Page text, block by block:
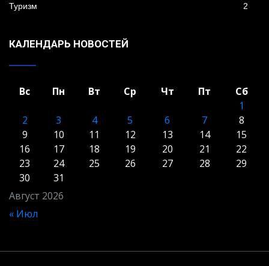
Туризм 2
КАЛЕНДАРЬ НОВОСТЕЙ
Август 2026
Вс Пн Вт Ср Чт Пт
Сб
1
2
3 4 5 6 7
8
9
10 11 12 13 14
15
16
17 18 19 20 21
22
23
24 25 26 27 28
29
30
31
« Июл